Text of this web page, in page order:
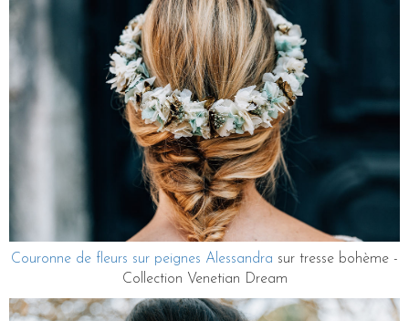
Couronne de fleurs sur peignes Alessandra sur tresse bohème -
Collection Venetian Dream